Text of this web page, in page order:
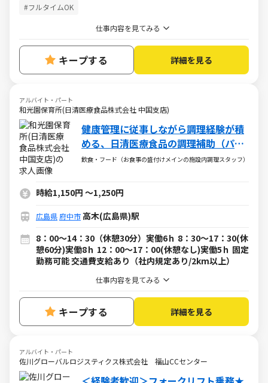
#フルタイムOK
仕事内容を見てみる
キープする 詳細を見る
アルバイト・パート
和光園保育所(日清医療食品株式会社 中国支店)
健康管理に従事しながら調理経験が積
める、日清医療食品の調理補助（パー
ト・アルバイト）求人
飲食・フード（お食事の盛付けメインの施設内調理スタッフ）
時給1,150円 ～1,250円
広島県 府中市 高木(広島県)駅
8：00～14：30（休憩30分）実働6ｈ 8：30～17：30(休
憩60分)実働8ｈ 12：00～17：00(休憩なし)実働5ｈ 固定
勤務可能 交通費支給あり（社内規定あり/2km以上）
仕事内容を見てみる
キープする 詳細を見る
アルバイト・パート
佐川グローバルロジスティクス株式会社 福山CCセンター